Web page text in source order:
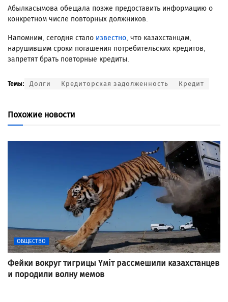
Абылкасымова обещала позже предоставить информацию о
конкретном числе повторных должников.
Напомним, сегодня стало известно, что казахстанцам,
нарушившим сроки погашения потребительских кредитов,
запретят брать повторные кредиты.
Темы: Долги Кредиторская задолженность Кредит
Похожие новости
ОБЩЕСТВО
Фейки вокруг тигрицы Үміт рассмешили казахстанцев
и породили волну мемов